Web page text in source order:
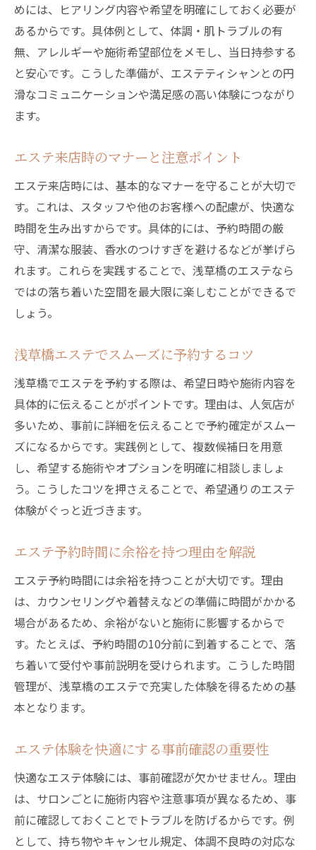
めには、ヒアリング内容や希望を明確にしておく必要が
あるからです。具体例として、体調・肌トラブルの有
無、アレルギーや施術希望部位をメモし、当日持参する
と安心です。こうした準備が、エステティシャンとの円
滑なコミュニケーションや満足感の高い体験につながり
ます。
エステ来店時のマナーと注意ポイント
エステ来店時には、基本的なマナーを守ることが大切で
す。これは、スタッフや他のお客様への配慮が、快適な
時間を生み出すからです。具体的には、予約時間の厳
守、清潔な服装、香水のつけすぎを避けるなどが挙げら
れます。これらを実践することで、浅草橋のエステなら
ではの落ち着いた空間を最大限に楽しむことができるで
しょう。
浅草橋エステでスムーズに予約するコツ
浅草橋でエステを予約する際は、希望日時や施術内容を
具体的に伝えることがポイントです。理由は、人気店が
多いため、事前に詳細を伝えることで予約確定がスムー
ズになるからです。実践例として、複数候補日を用意
し、希望する施術やオプションを明確に相談しましょ
う。こうしたコツを押さえることで、希望通りのエステ
体験がぐっと近づきます。
エステ予約時間に余裕を持つ理由を解説
エステ予約時間には余裕を持つことが大切です。理由
は、カウンセリングや着替えなどの準備に時間がかかる
場合があるため、余裕がないと施術に影響するからで
す。たとえば、予約時間の10分前に到着することで、落
ち着いて受付や事前説明を受けられます。こうした時間
管理が、浅草橋のエステで充実した体験を得るための基
本となります。
エステ体験を快適にする事前確認の重要性
快適なエステ体験には、事前確認が欠かせません。理由
は、サロンごとに施術内容や注意事項が異なるため、事
前に確認しておくことでトラブルを防げるからです。例
として、持ち物やキャンセル規定、体調不良時の対応な